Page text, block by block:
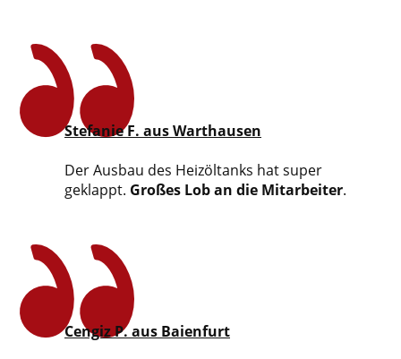
Stefanie F. aus Warthausen
Der Ausbau des Heizöltanks hat super
geklappt. Großes Lob an die Mitarbeiter.
Cengiz P. aus Baienfurt